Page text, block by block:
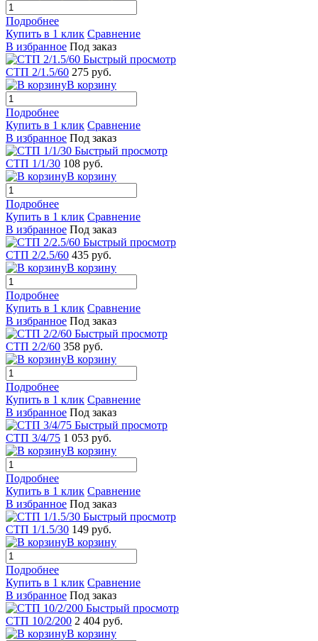
Подробнее
Купить в 1 клик Сравнение
В избранное Под заказ
Быстрый просмотр
СТП 2/1.5/60 275 руб.
В корзину
Подробнее
Купить в 1 клик Сравнение
В избранное Под заказ
Быстрый просмотр
СТП 1/1/30 108 руб.
В корзину
Подробнее
Купить в 1 клик Сравнение
В избранное Под заказ
Быстрый просмотр
СТП 2/2.5/60 435 руб.
В корзину
Подробнее
Купить в 1 клик Сравнение
В избранное Под заказ
Быстрый просмотр
СТП 2/2/60 358 руб.
В корзину
Подробнее
Купить в 1 клик Сравнение
В избранное Под заказ
Быстрый просмотр
СТП 3/4/75 1 053 руб.
В корзину
Подробнее
Купить в 1 клик Сравнение
В избранное Под заказ
Быстрый просмотр
СТП 1/1.5/30 149 руб.
В корзину
Подробнее
Купить в 1 клик Сравнение
В избранное Под заказ
Быстрый просмотр
СТП 10/2/200 2 404 руб.
В корзину